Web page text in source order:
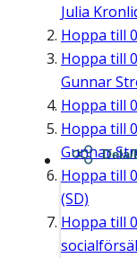
Julia
Hoppa till
Hoppa till
Gunnar
Hoppa till
Hoppa till
Gunnar
Hoppa till
(SD)
Hoppa till